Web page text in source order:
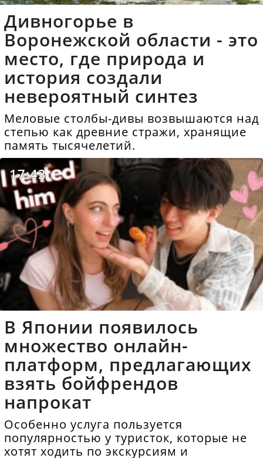
Дивногорье в
Воронежской области - это
место, где природа и
история создали
невероятный синтез
Меловые столбы-дивы возвышаются над
степью как древние стражи, хранящие
память тысячелетий.
17:43
В Японии появилось
множество онлайн-
платформ, предлагающих
взять бойфрендов
напрокат
Особенно услуга пользуется
популярностью у туристок, которые не
хотят ходить по экскурсиям и